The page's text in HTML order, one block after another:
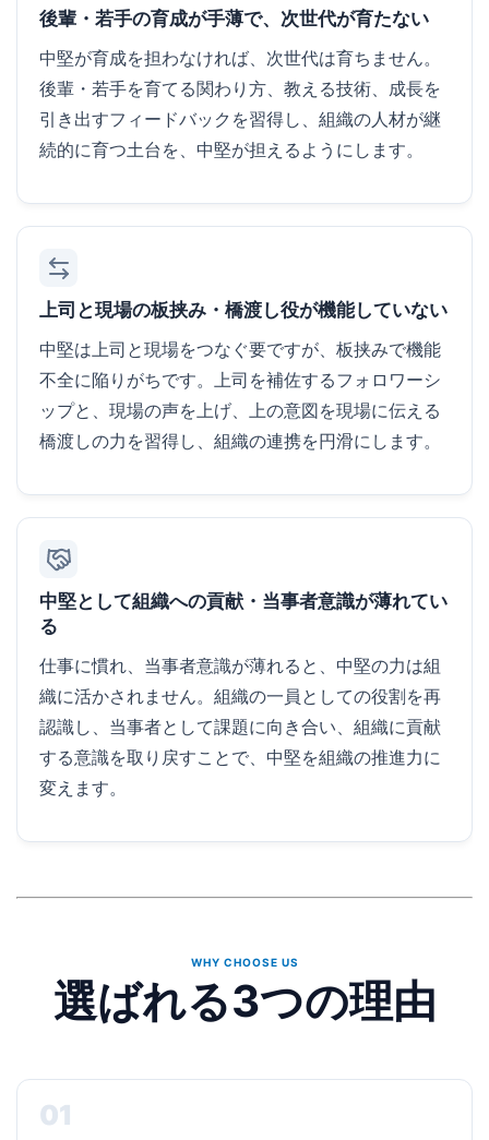
後輩・若手の育成が手薄で、次世代が育たない
中堅が育成を担わなければ、次世代は育ちません。
後輩・若手を育てる関わり方、教える技術、成長を
引き出すフィードバックを習得し、組織の人材が継
続的に育つ土台を、中堅が担えるようにします。
上司と現場の板挟み・橋渡し役が機能していない
中堅は上司と現場をつなぐ要ですが、板挟みで機能
不全に陥りがちです。上司を補佐するフォロワーシ
ップと、現場の声を上げ、上の意図を現場に伝える
橋渡しの力を習得し、組織の連携を円滑にします。
中堅として組織への貢献・当事者意識が薄れてい
る
仕事に慣れ、当事者意識が薄れると、中堅の力は組
織に活かされません。組織の一員としての役割を再
認識し、当事者として課題に向き合い、組織に貢献
する意識を取り戻すことで、中堅を組織の推進力に
変えます。
WHY CHOOSE US
選ばれる3つの理由
01